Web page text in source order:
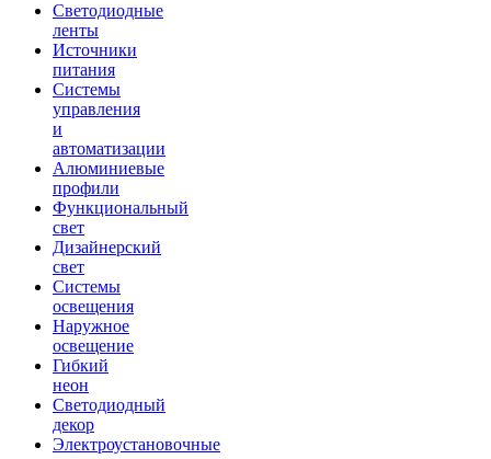
Светодиодные
ленты
Источники
питания
Системы
управления
и
автоматизации
Алюминиевые
профили
Функциональный
свет
Дизайнерский
свет
Системы
освещения
Наружное
освещение
Гибкий
неон
Светодиодный
декор
Электроустановочные